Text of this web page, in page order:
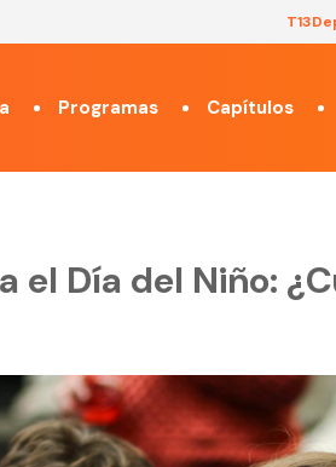
T13
Programas Capítulos
el Día del Niño: